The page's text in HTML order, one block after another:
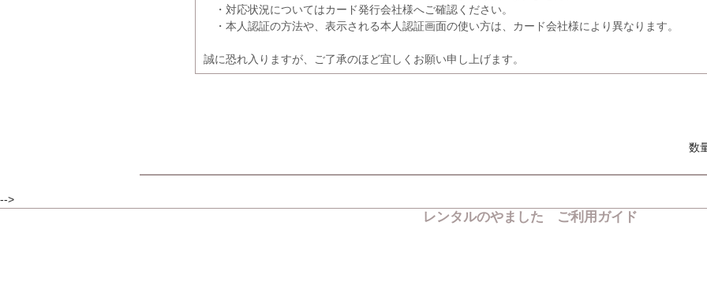
・対応状況についてはカード発行会社様へご確認ください。
・本人認証の方法や、表示される本人認証画面の使い方は、カード会社様により異なります。
誠に恐れ入りますが、ご了承のほど宜しくお願い申し上げます。
数
-->
レンタルのやました ご利用ガイド